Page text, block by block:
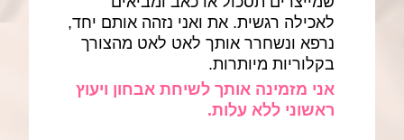
לאכילה רגשית. את ואני נזהה אותם יחד,
נרפא ונשחרר אותך לאט לאט מהצורך
בקלוריות מיותרות.
אני מזמינה אותך לשיחת אבחון ויעוץ
ראשוני ללא עלות.